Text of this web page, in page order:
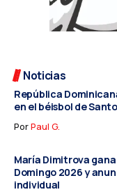
Noticias
República
en el béisbol de
PorPaul G.
María Dimitrova
Domingo 2026 y
individual